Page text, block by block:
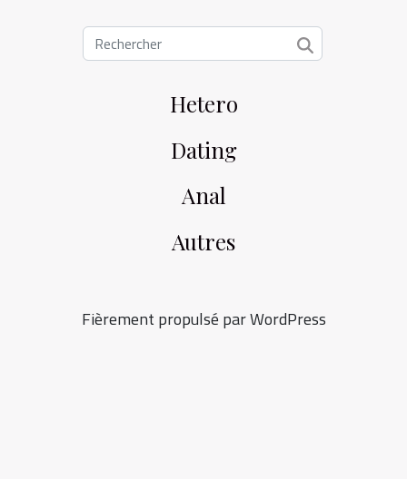
Hetero
Dating
Anal
Autres
Fièrement propulsé par WordPress